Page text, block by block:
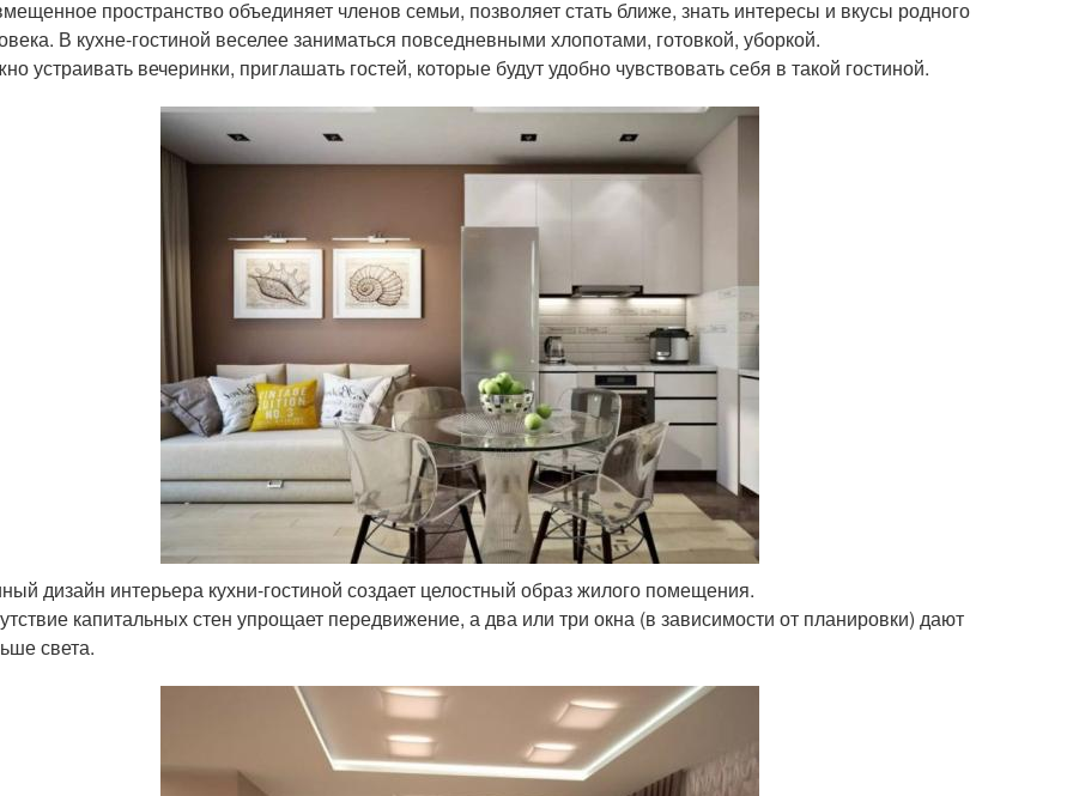
пространство объединяет членов семьи, позволяет стать ближе, знать интересы и вкусы родного
В кухне-гостиной веселее заниматься повседневными хлопотами, готовкой, уборкой.
устраивать вечеринки, приглашать гостей, которые будут удобно чувствовать себя в такой гостиной.
дизайн интерьера кухни-гостиной создает целостный образ жилого помещения.
капитальных стен упрощает передвижение, а два или три окна (в зависимости от планировки) дают
света.